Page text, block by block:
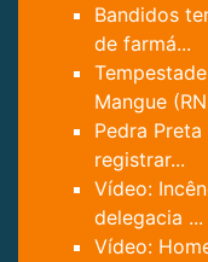
Bandidos
de farmá...
Mangue
Pedra
registrar...
Vídeo:
delegacia ...
Vídeo: